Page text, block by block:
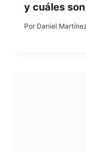
y cuáles
Por Daniel